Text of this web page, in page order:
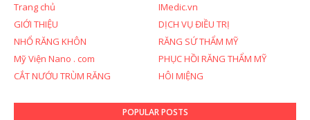
Trang chủ
IMedic.vn
GIỚI THIỆU
DỊCH VỤ ĐIỀU TRỊ
NHỔ RĂNG KHÔN
RĂNG SỨ THẨM MỸ
Mỹ Viện Nano . com
PHỤC HỒI RĂNG THẨM MỸ
CẮT NƯỚU TRÙM RĂNG
HÔI MIỆNG
POPULAR POSTS